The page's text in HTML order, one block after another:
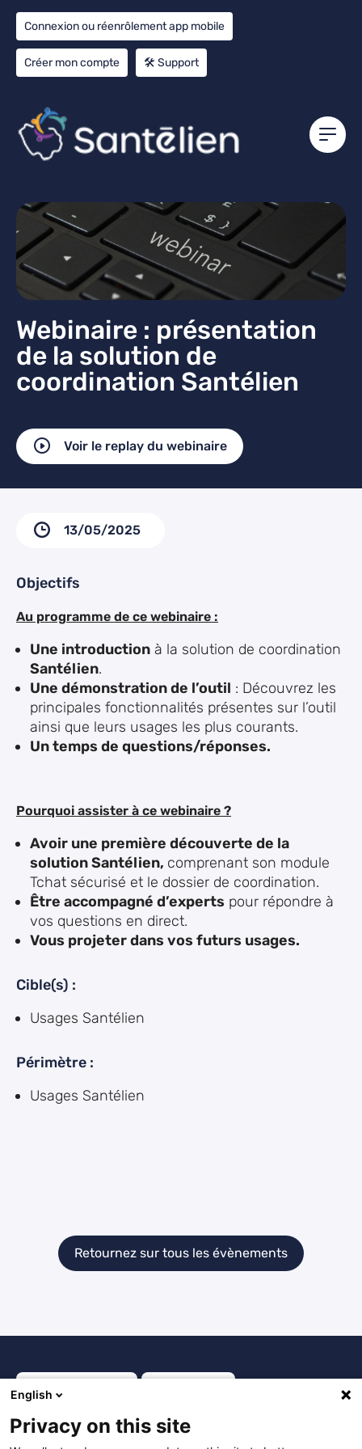
Connexion ou réenrôlement app mobile
Créer mon compte 🛠️ Support
Webinaire : présentation
de la solution de
coordination Santélien
Voir le replay du webinaire
13/05/2025
Objectifs
Au programme de ce webinaire :
Une introduction à la solution de coordination
Santélien.
Une démonstration de l’outil : Découvrez les
principales fonctionnalités présentes sur l’outil
ainsi que leurs usages les plus courants.
Un temps de questions/réponses.
Pourquoi assister à ce webinaire ?
Avoir une première découverte de la
solution Santélien, comprenant son module
Tchat sécurisé et le dossier de coordination.
Être accompagné d’experts pour répondre à
vos questions en direct.
Vous projeter dans vos futurs usages.
Cible(s) :
Usages Santélien
Périmètre :
Usages Santélien
Retournez sur tous les évènements
English
Privacy on this site